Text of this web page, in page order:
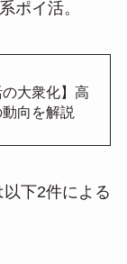
ポイ活。
の大衆化】高
向を解説
下2件による